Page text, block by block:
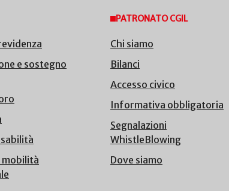
e sostegno
mobilità
PATRONATO CGIL
Chi siamo
Bilanci
Accesso civico
Informativa obbligatoria
Segnalazioni
WhistleBlowing
Dove siamo